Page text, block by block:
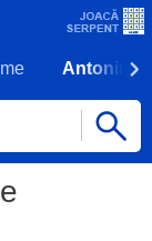
Antonime